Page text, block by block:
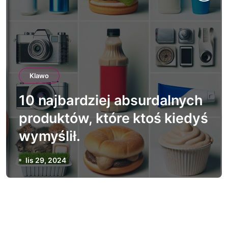
Klawo
10 najbardziej absurdalnych
produktów, które ktoś kiedyś
wymyślił.
lis 29, 2024